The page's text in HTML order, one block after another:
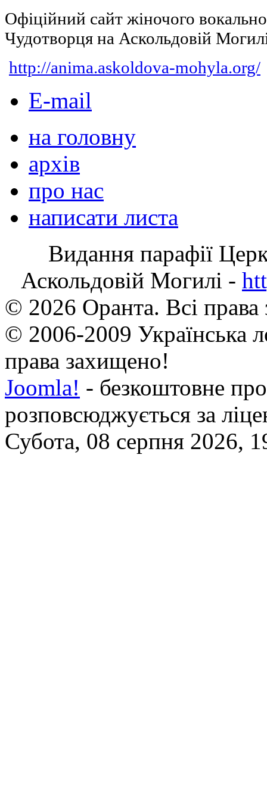
Офіційний сайт жіночого
Чудотворця на Аскольдовій
http://anima.askoldova-mohyla.org/
E-mail
на головну
архів
про нас
написати листа
Видання парафії
Аскольдовій Могилі -
© 2026 Оранта. Всі
© 2006-2009 Українська
права захищено!
Joomla! - безкоштовне
розповсюджується за
Субота, 08 серпня 2026,